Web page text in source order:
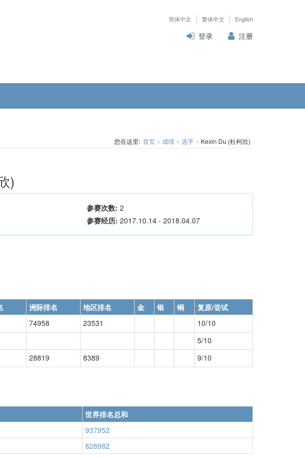
简体中文 繁体中文 English
登录 注册
您在这里: 首页 成绩 选手 Kexin Du (杜柯欣)
)
参赛次数: 2
参赛经历: 2017.10.14 - 2018.04.07
洲际排名 地区排名 金 银 铜
复原/尝试
74958 23531
10/10
5/10
28819 8389 9/10
世界排名总和
937952
828982